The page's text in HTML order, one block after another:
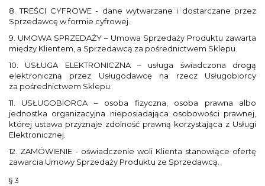
8. TREŚCI CYFROWE - dane wytwarzane i dostarczane przez
Sprzedawcę w formie cyfrowej.
9. UMOWA SPRZEDAŻY – Umowa Sprzedaży Produktu zawarta
między Klientem, a Sprzedawcą za pośrednictwem Sklepu.
10. USŁUGA ELEKTRONICZNA – usługa świadczona drogą
elektroniczną przez Usługodawcę na rzecz Usługobiorcy
za pośrednictwem Sklepu.
11. USŁUGOBIORCA – osoba fizyczna, osoba prawna albo
jednostka organizacyjna nieposiadająca osobowości prawnej,
której ustawa przyznaje zdolność prawną korzystająca z Usługi
Elektronicznej.
12. ZAMÓWIENIE - oświadczenie woli Klienta stanowiące ofertę
zawarcia Umowy Sprzedaży Produktu ze Sprzedawcą.
§ 3